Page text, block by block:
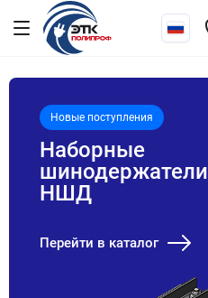
Новые поступления
Наборные
шинодержатели
НШД
Перейти в каталог